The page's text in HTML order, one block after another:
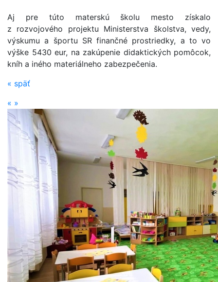
Aj pre túto materskú školu mesto získalo
z rozvojového projektu Ministerstva školstva, vedy,
výskumu a športu SR finančné prostriedky, a to vo
výške 5430 eur, na zakúpenie didaktických pomôcok,
kníh a iného materiálneho zabezpečenia.
« späť
« »